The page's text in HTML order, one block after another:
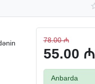
78.00 ₼
55.00 ₼
Anbarda